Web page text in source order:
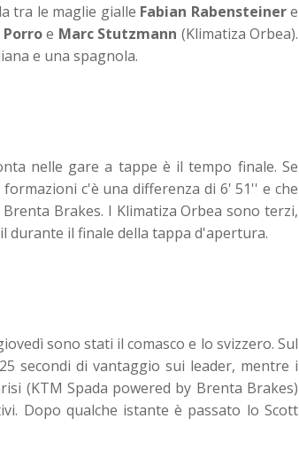
tra le maglie gialle Fabian Rabensteinere
Porroe Marc Stutzmann (Klimatiza Orbea).
e una spagnola.
nelle gare a tappe è il tempo finale. Se
c'è una differenza di 6' 51'' e che
Brakes. I Klimatiza Orbea sono terzi,
durante il finale della tappa d'apertura.
sono stati il comasco e lo svizzero. Sul
secondi di vantaggio sui leader, mentre i
(KTM Spada powered by Brenta Brakes)
Dopo qualche istante è passato lo Scott